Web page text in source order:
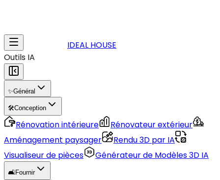
IDEAL HOUSE
Outils IA
✨Général
🛠️Conception
Rénovation intérieure
Rénovateur extérieur
Aménagement paysager
Rendu 3D par IA
Visualiseur de pièces
Générateur de Modèles 3D IA
🛋️Fournir